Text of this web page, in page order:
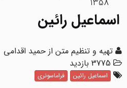
اسماعیل رائین
تهیه و تنظیم متن از حمید اقدامی
3775 بازدید
اسماعیل رائین فراماسونری